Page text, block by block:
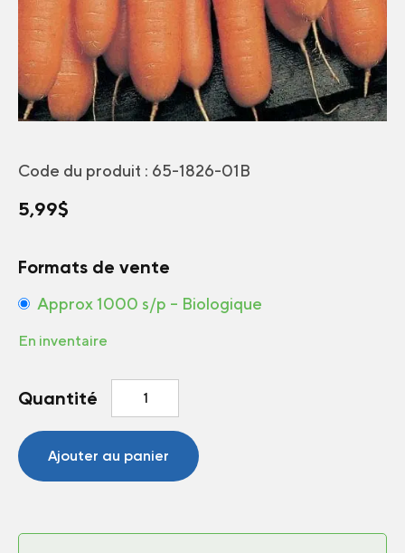
Code du produit : 65-1826-01B
5,99$
Formats de vente
Approx 1000 s/p – Biologique
En inventaire
Quantité
quantité
Carotte
Yaya
Ajouter au panier